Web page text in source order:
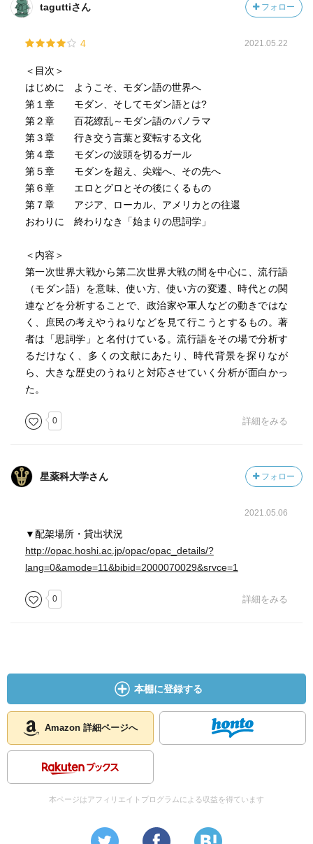
taguttiさん フォロー
4 2021.05.22
＜目次＞
はじめに ようこそ、モダン語の世界へ
第１章 モダン、そしてモダン語とは?
第２章 百花繚乱～モダン語のパノラマ
第３章 行き交う言葉と変転する文化
第４章 モダンの波頭を切るガール
第５章 モダンを超え、尖端へ、その先へ
第６章 エロとグロとその後にくるもの
第７章 アジア、ローカル、アメリカとの往還
おわりに 終わりなき「始まりの思詞学」
＜内容＞
第一次世界大戦から第二次世界大戦の間を中心に、流行語
（モダン語）を意味、使い方、使い方の変遷、時代との関
連などを分析することで、政治家や軍人などの動きではな
く、庶民の考えやうねりなどを見て行こうとするもの。著
者は「思詞学」と名付けている。流行語をその場で分析す
るだけなく、多くの文献にあたり、時代背景を探りなが
ら、大きな歴史のうねりと対応させていく分析が面白かっ
た。
0 詳細をみる
星薬科大学さん フォロー
2021.05.06
▼配架場所・貸出状況
http://opac.hoshi.ac.jp/opac/opac_details/?
lang=0&amode=11&bibid=2000070029&srvce=1
0 詳細をみる
本棚に登録する
Amazon 詳細ページへ
本ページはアフィリエイトプログラムによる収益を得ています